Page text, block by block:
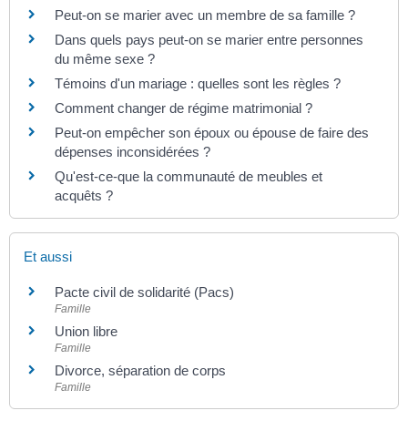
Peut-on se marier avec un membre de sa famille ?
Dans quels pays peut-on se marier entre personnes
du même sexe ?
Témoins d'un mariage : quelles sont les règles ?
Comment changer de régime matrimonial ?
Peut-on empêcher son époux ou épouse de faire des
dépenses inconsidérées ?
Qu'est-ce-que la communauté de meubles et
acquêts ?
Et aussi
Pacte civil de solidarité (Pacs)
Famille
Union libre
Famille
Divorce, séparation de corps
Famille